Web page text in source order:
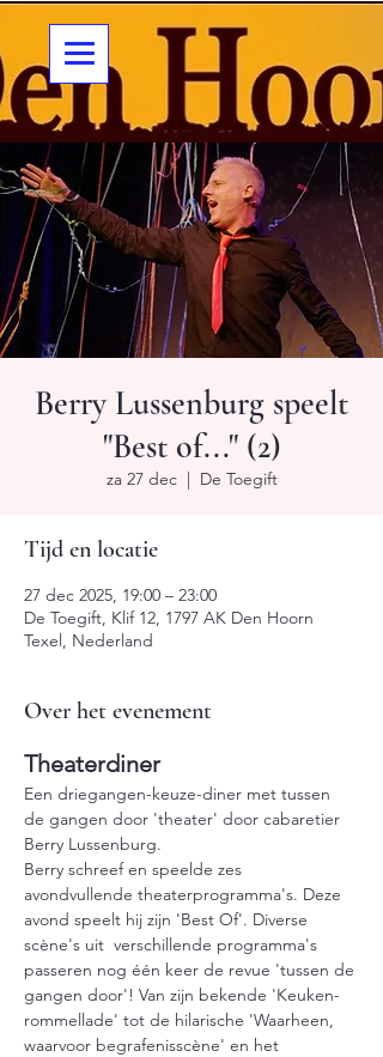
Berry Lussenburg speelt
"Best of..." (2)
za 27 dec
  |
De Toegift
Tijd en locatie
27 dec 2025, 19:00 – 23:00
De Toegift, Klif 12, 1797 AK Den Hoorn
Texel, Nederland
Over het evenement
Theaterdiner
Een driegangen-keuze-diner met tussen
de gangen door 'theater' door cabaretier
Berry Lussenburg.
Berry schreef en speelde zes
avondvullende theaterprogramma's. Deze
avond speelt hij zijn 'Best Of'. Diverse
scène's uit  verschillende programma's
passeren nog één keer de revue 'tussen de
gangen door'! Van zijn bekende 'Keuken-
rommellade' tot de hilarische 'Waarheen,
waarvoor begrafenisscène' en het